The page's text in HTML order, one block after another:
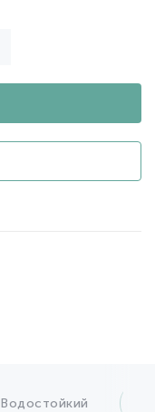
Водостойкий